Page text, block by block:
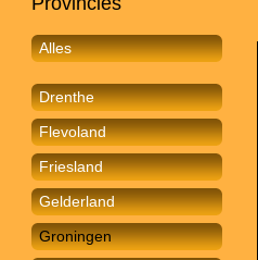
Alles
Drenthe
Flevoland
Friesland
Gelderland
Groningen